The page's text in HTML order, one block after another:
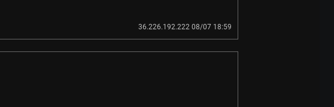
36.226.192.222 08/07 18:59